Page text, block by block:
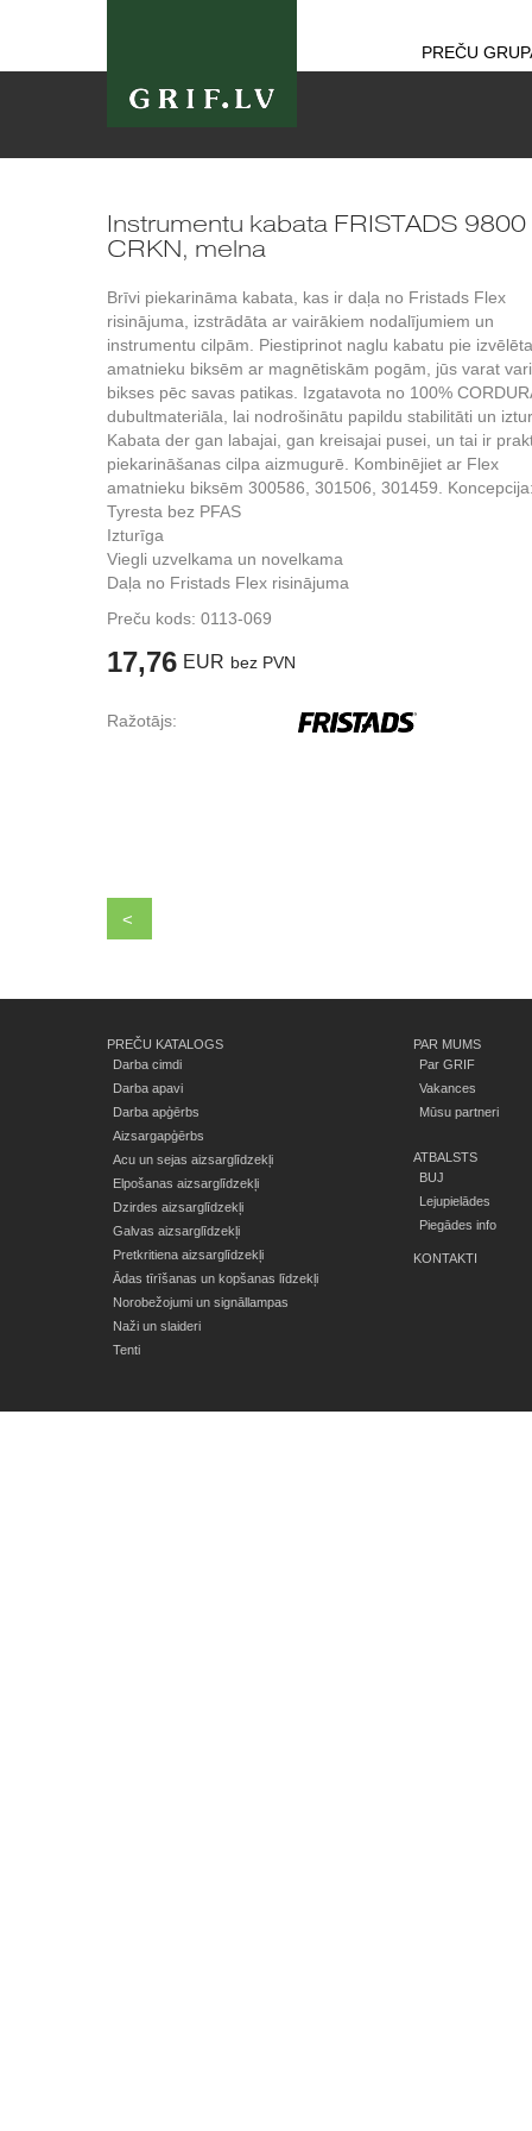
PREČU
Instrumentu kabata FRISTADS 9800
CRKN, melna
Brīvi piekarināma kabata, kas ir daļa no Fristads Flex
risinājuma, izstrādāta ar vairākiem nodalījumiem un
instrumentu cilpām. Piestiprinot naglu kabatu pie
amatnieku biksēm ar magnētiskām pogām, jūs varat
bikses pēc savas patikas. Izgatavota no 100%
dubultmateriāla, lai nodrošinātu papildu stabilitāti un
Kabata der gan labajai, gan kreisajai pusei, un tai ir
piekarināšanas cilpa aizmugurē. Kombinējiet ar Flex
amatnieku biksēm 300586, 301506, 301459.
Tyresta bez PFAS
Izturīga
Viegli uzvelkama un novelkama
Daļa no Fristads Flex risinājuma
Preču kods: 0113-069
17,76 EUR bez PVN
Ražotājs:
<
PREČU KATALOGS
Darba cimdi
Darba apavi
Darba apģērbs
Aizsargapģērbs
Acu un sejas aizsarglīdzekļi
Elpošanas aizsarglīdzekļi
Dzirdes aizsarglīdzekļi
Galvas aizsarglīdzekļi
Pretkritiena aizsarglīdzekļi
Ādas tīrīšanas un kopšanas līdzekļi
Norobežojumi un signāllampas
Naži un slaideri
Tenti
PAR MUMS
Par GRIF
Vakances
Mūsu partneri
ATBALSTS
BUJ
Lejupielādes
Piegādes info
KONTAKTI